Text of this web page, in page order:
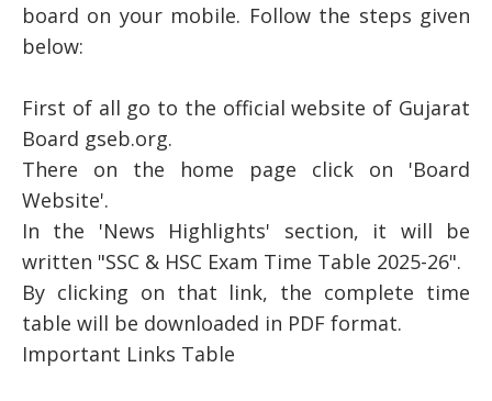
board on your mobile. Follow the steps given
below:
First of all go to the official website of Gujarat
Board gseb.org.
There on the home page click on 'Board
Website'.
In the 'News Highlights' section, it will be
written "SSC & HSC Exam Time Table 2025-26".
By clicking on that link, the complete time
table will be downloaded in PDF format.
Important Links Table